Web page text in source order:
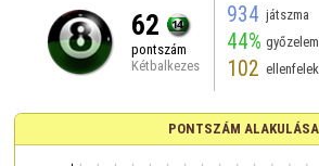
62
pontszám
Kétbalkezes
934 játszma
44% győzelem
102
PONTSZÁM ALAKULÁSA